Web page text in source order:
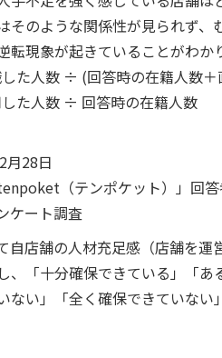
そのような関係性が見られず
現象が起きていることがわか
た人数 ÷ (回答時の在籍人数＋
た人数 ÷ 回答時の在籍人数
月28日
（テンポケット）」回
ケート調査
自店舗の人材充足感（店舗を運
、「十分確保できている」「
ない」「全く確保できていな